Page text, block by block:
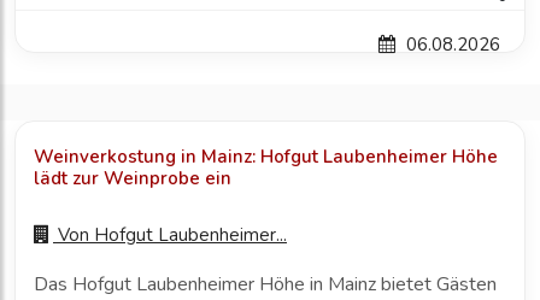
06.08.2026
Weinverkostung in Mainz: Hofgut Laubenheimer Höhe
lädt zur Weinprobe ein
Von Hofgut Laubenheimer...
Das Hofgut Laubenheimer Höhe in Mainz bietet Gästen